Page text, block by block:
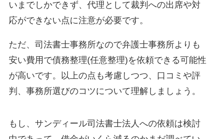
いまでしかできず、代理として裁判への出席や対
応ができない点に注意が必要です。
ただ、司法書士事務所なので弁護士事務所よりも
安い費用で債務整理(任意整理)を依頼できる可能性
が高いです。以上の点も考慮しつつ、口コミや評
判、事務所選びのコツについて理解しましょう。
もし、サンディール司法書士法人への依頼は検討